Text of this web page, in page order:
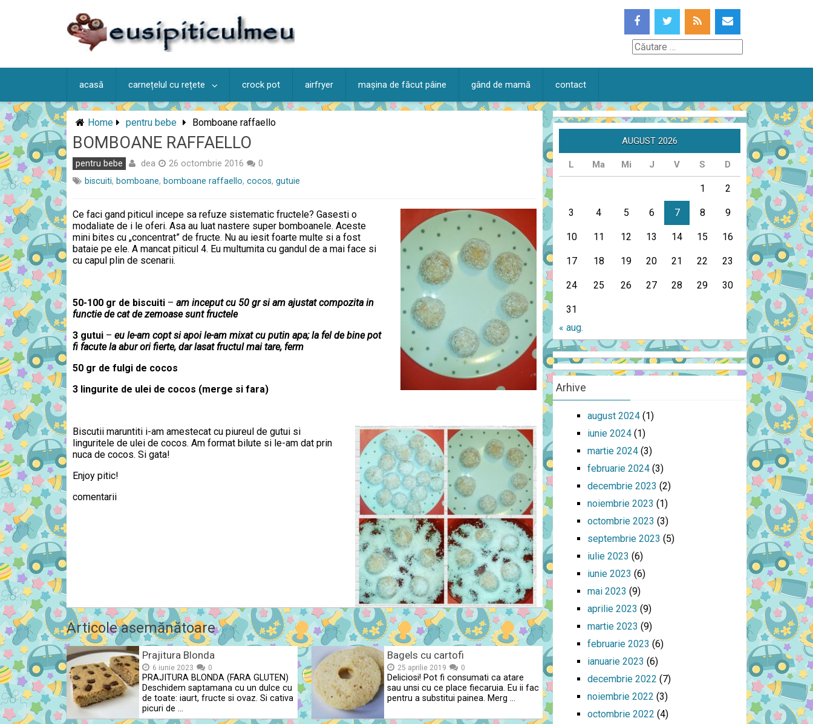
Căutare
acasă carnețelul cu rețete crock pot airfryer mașina de făcut pâine gând de mamă contact
Home pentru bebe Bomboane raffaello
BOMBOANE RAFFAELLO
pentru bebe dea 26 octombrie 2016
0
biscuiti, bomboane, bomboane raffaello, cocos, gutuie
Ce faci gand piticul incepe sa refuze sistematic fructele? Gasesti o
modaliate de i le oferi. Asa au luat nastere super bomboanele. Aceste
mini bites cu „concentrat” de fructe. Nu au iesit foarte multe si a fost
bataie pe ele. A mancat piticul 4. Eu multumita cu gandul de a mai face si
cu capul plin de scenarii.
50-100 gr de biscuiti – am inceput cu 50 gr si am ajustat compozita in
functie de cat de zemoase sunt fructele
3 gutui – eu le-am copt si apoi le-am mixat cu putin apa; la fel de bine pot
fi facute la abur ori fierte, dar lasat fructul mai tare, ferm
50 gr de fulgi de cocos
3 lingurite de ulei de cocos (merge si fara)
Biscutii maruntiti i-am amestecat cu piureul de gutui si
linguritele de ulei de cocos. Am format bilute si le-am dat prin
nuca de cocos. Si gata!
Enjoy pitic!
comentarii
Articole asemănătoare
Prajitura Blonda
6 iunie 2023 0
PRAJITURA BLONDA (FARA GLUTEN)
Deschidem saptamana cu un dulce cu
de toate: iaurt, fructe si ovaz. Si cativa
picuri de …
Bagels cu cartofi
25 aprilie 2019 0
Deliciosi! Pot fi consumati ca atare
sau unsi cu ce place fiecaruia. Eu ii fac
pentru a substitui painea. Merg …
AUGUST 2026
L Ma Mi J V S D
1 2
3 4 5 6 7 8 9
10 11 12 13 14 15 16
17 18 19 20 21 22 23
24 25 26 27 28 29 30
31
« aug.
Arhive
august 2024 (1)
iunie 2024 (1)
martie 2024 (3)
februarie 2024 (3)
decembrie 2023 (2)
noiembrie 2023 (1)
octombrie 2023 (3)
septembrie 2023 (5)
iulie 2023 (6)
iunie 2023 (6)
mai 2023 (9)
aprilie 2023 (9)
martie 2023 (9)
februarie 2023 (6)
ianuarie 2023 (6)
decembrie 2022 (7)
noiembrie 2022 (3)
octombrie 2022 (4)